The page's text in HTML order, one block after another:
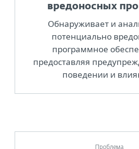
вредоносных
Обнаруживает и
потенциально
программное
предоставляя
поведении и
Проблема